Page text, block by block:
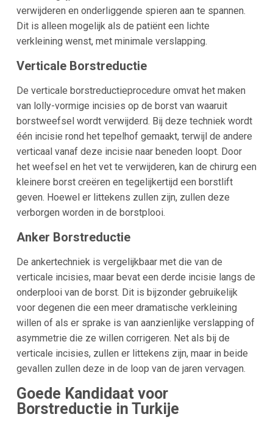
verwijderen en onderliggende spieren aan te spannen.
Dit is alleen mogelijk als de patiënt een lichte
verkleining wenst, met minimale verslapping.
Verticale Borstreductie
De verticale borstreductieprocedure omvat het maken
van lolly-vormige incisies op de borst van waaruit
borstweefsel wordt verwijderd. Bij deze techniek wordt
één incisie rond het tepelhof gemaakt, terwijl de andere
verticaal vanaf deze incisie naar beneden loopt. Door
het weefsel en het vet te verwijderen, kan de chirurg een
kleinere borst creëren en tegelijkertijd een borstlift
geven. Hoewel er littekens zullen zijn, zullen deze
verborgen worden in de borstplooi.
Anker Borstreductie
De ankertechniek is vergelijkbaar met die van de
verticale incisies, maar bevat een derde incisie langs de
onderplooi van de borst. Dit is bijzonder gebruikelijk
voor degenen die een meer dramatische verkleining
willen of als er sprake is van aanzienlijke verslapping of
asymmetrie die ze willen corrigeren. Net als bij de
verticale incisies, zullen er littekens zijn, maar in beide
gevallen zullen deze in de loop van de jaren vervagen.
Goede Kandidaat voor
Borstreductie in Turkije